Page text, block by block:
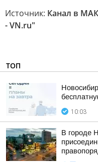
Источник: Канал в
- VN.ru"
ТОП
10:03
В городе